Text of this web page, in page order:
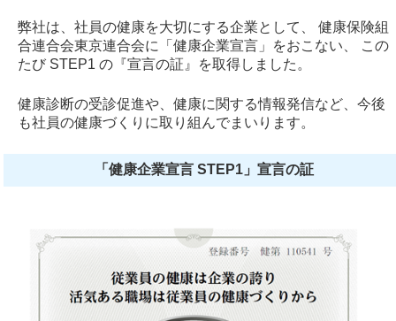
弊社は、社員の健康を大切にする企業として、 健康保険組
合連合会東京連合会に「健康企業宣言」をおこない、 この
たび STEP1 の『宣言の証』を取得しました。
健康診断の受診促進や、健康に関する情報発信など、今後
も社員の健康づくりに取り組んでまいります。
「健康企業宣言 STEP1」宣言の証